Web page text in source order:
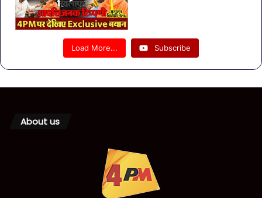
Load More... Subscribe
About us